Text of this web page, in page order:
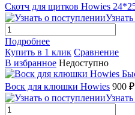
Скотч для щитков Howies
Подробнее
Купить в 1 клик Сравнение
В избранное Недоступно
Воск для клюшки Howies 900 ₽